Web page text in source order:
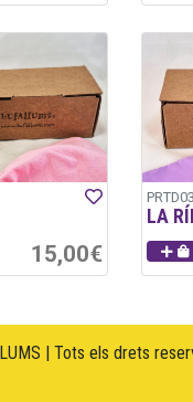
15,00€
PRTD03
LA
| Tots els drets